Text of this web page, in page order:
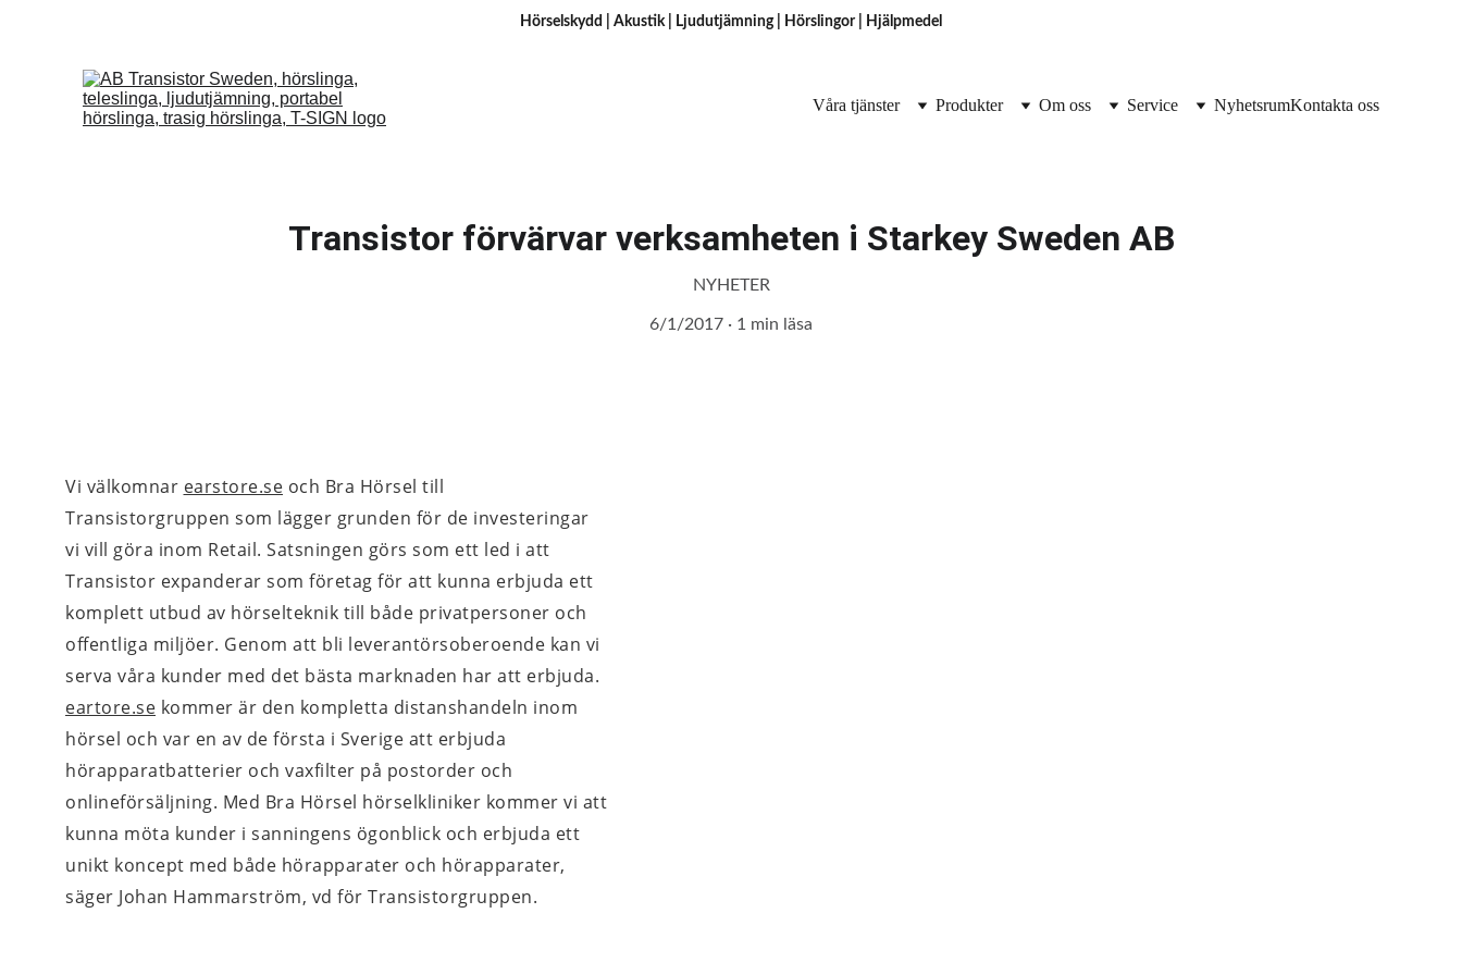
Hörselskydd Akustik Ljudutjämning | Hörslingor | H jälpmedel
Våra tjänster Produkter Om oss Service NyhetsrumKontakta oss
Transistor förvärvar verksamheten i Starkey Sweden AB
NYHETER
6/1/2017 1 min läsa
Vi välkomnar earstore.se och Bra Hörsel till
Transistorgruppen som lägger grunden för de investeringar
vi vill göra inom Retail. Satsningen görs som ett led i att
Transistor expanderar som företag för att kunna erbjuda ett
komplett utbud av hörselteknik till både privatpersoner och
offentliga miljöer. Genom att bli leverantörsoberoende kan vi
serva våra kunder med det bästa marknaden har att erbjuda.
eartore.se kommer är den kompletta distanshandeln inom
hörsel och var en av de första i Sverige att erbjuda
hörapparatbatterier och vaxfilter på postorder och
onlineförsäljning. Med Bra Hörsel hörselkliniker kommer vi att
kunna möta kunder i sanningens ögonblick och erbjuda ett
unikt koncept med både hörapparater och hörapparater,
säger Johan Hammarström, vd för Transistorgruppen.